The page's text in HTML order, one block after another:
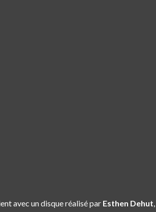
avec un disque réalisé par Esthen Dehut